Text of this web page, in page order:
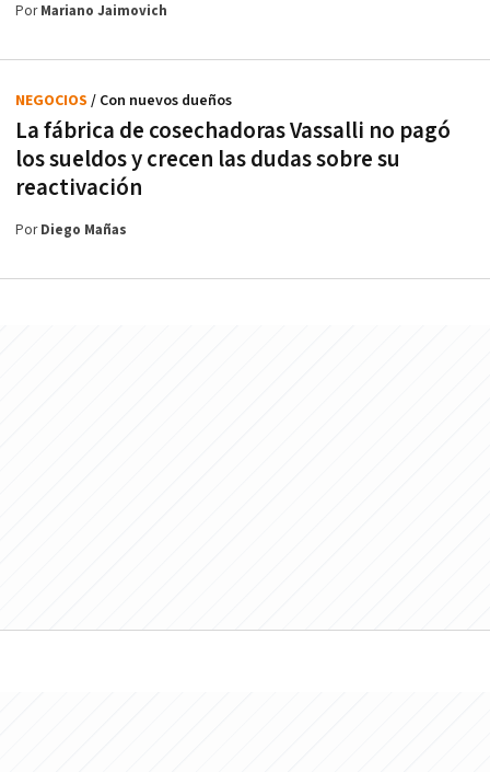
PorMariano Jaimovich
La fábrica de cosechadoras Vassalli no pagó
los sueldos y crecen las dudas sobre su
reactivación
NEGOCIOS / Con nuevos dueños
PorDiego Mañas